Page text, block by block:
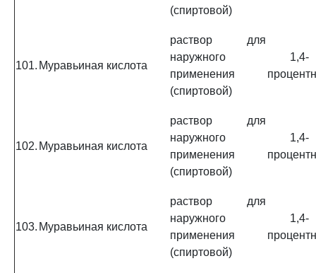
(спиртовой)
101. Муравьиная кислота
раствор для
наружного
применения
(спиртовой)
1,4-
102. Муравьиная кислота
раствор для
наружного
применения
(спиртовой)
1,4-
103. Муравьиная кислота
раствор для
наружного
применения
(спиртовой)
1,4-